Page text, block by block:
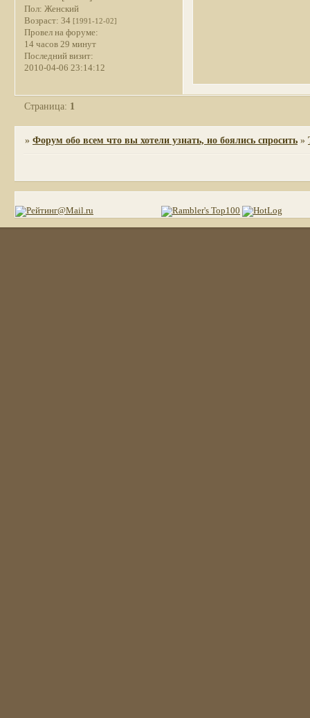
Пол: Женский
Возраст: 34 [1991-12-02]
Провел на форуме:
14 часов 29 минут
Последний визит:
2010-04-06 23:14:12
Страница: 1
»Форум обо всем что вы хотели узнать, но боялись спросить »